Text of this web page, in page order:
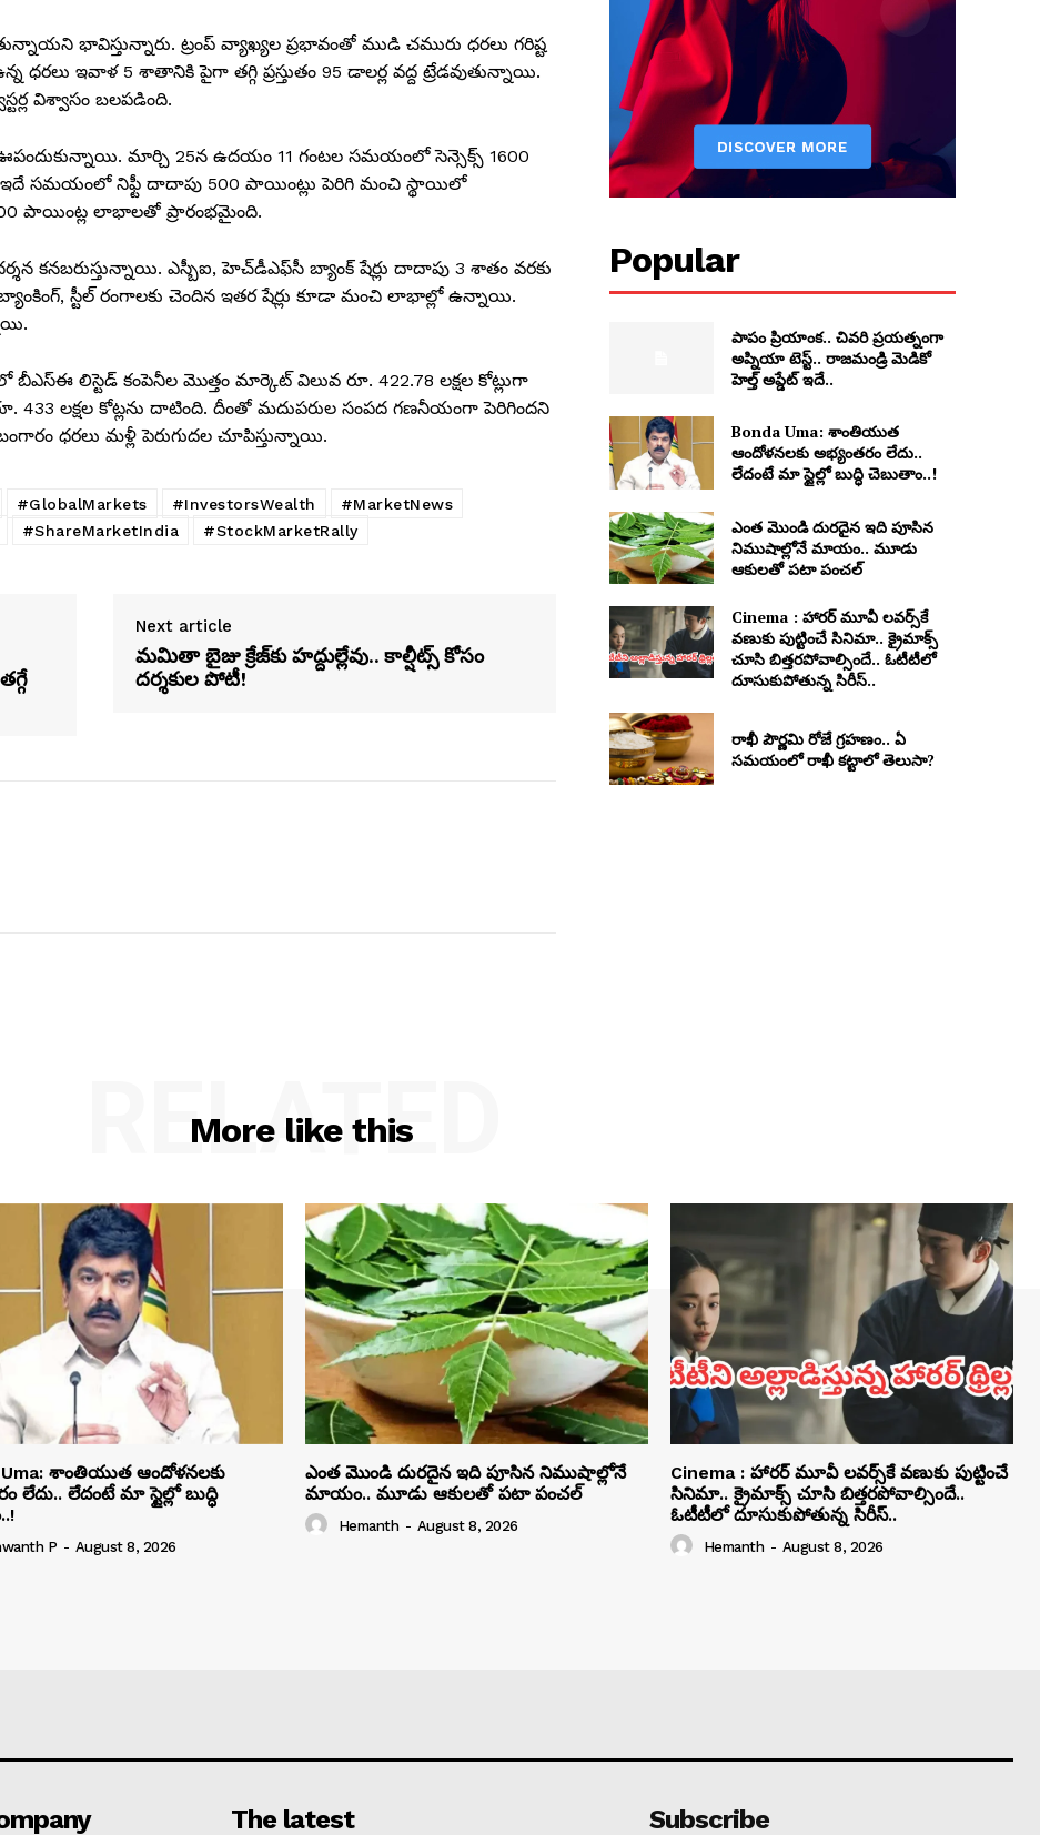
భావిస్తున్నారు. ట్రంప్ వ్యాఖ్యల ప్రభావంతో ముడి చమురు ధరలు గరిష్ట
ధరలు ఇవాళ 5 శాతానికి పైగా తగ్గి ప్రస్తుతం 95 డాలర్ల వద్ద ట్రేడవుతున్నాయి.
విశ్వాసం బలపడింది.
ఊపందుకున్నాయి. మార్చి 25న ఉదయం 11 గంటల సమయంలో సెన్సెక్స్ 1600
సమయంలో నిఫ్టీ దాదాపు 500 పాయింట్లు పెరిగి మంచి స్థాయిలో
పాయింట్ల లాభాలతో ప్రారంభమైంది.
కనబరుస్తున్నాయి. ఎస్బీఐ, హెచ్‌డీఎఫ్‌సీ బ్యాంక్ షేర్లు దాదాపు 3 శాతం వరకు
స్టీల్ రంగాలకు చెందిన ఇతర షేర్లు కూడా మంచి లాభాల్లో ఉన్నాయి.
బీఎస్ఈ లిస్టెడ్ కంపెనీల మొత్తం మార్కెట్ విలువ రూ. 422.78 లక్షల కోట్లుగా
433 లక్షల కోట్లను దాటింది. దీంతో మదుపరుల సంపద గణనీయంగా పెరిగిందని
ధరలు మళ్లీ పెరుగుదల చూపిస్తున్నాయి.
#GlobalMarkets #InvestorsWealth
#MarketNews
#ShareMarketIndia #StockMarketRally
Next article
మమితా బైజు క్రేజ్‌కు హద్దుల్లేవు.. కాల్షీట్స్ కోసం
దర్శకుల పోటీ!
Popular
పాపం ప్రియాంక.. చివరి ప్రయత్నంగా
అప్నియా టెస్ట్.. రాజమండ్రి మెడికో
హెల్త్ అప్డేట్ ఇదే..
Bonda Uma: శాంతియుత
ఆందోళనలకు అభ్యంతరం లేదు..
లేదంటే మా స్టైల్లో బుద్ధి చెబుతాం..!
ఎంత మొండి దురదైన ఇది పూసిన
నిముషాల్లోనే మాయం.. మూడు
ఆకులతో పటా పంచల్
Cinema : హారర్ మూవీ లవర్స్‏కే
వణుకు పుట్టించే సినిమా.. క్రైమాక్స్
చూసి బిత్తరపోవాల్సిందే.. ఓటీటీలో
దూసుకుపోతున్న సిరీస్..
రాఖీ పౌర్ణమి రోజే గ్రహణం.. ఏ
సమయంలో రాఖీ కట్టాలో తెలుసా?
More like this
RELATED
Uma: శాంతియుత ఆందోళనలకు
లేదు.. లేదంటే మా స్టైల్లో బుద్ధి
P - August 8, 2026
ఎంత మొండి దురదైన ఇది పూసిన నిముషాల్లోనే
మాయం.. మూడు ఆకులతో పటా పంచల్
Hemanth - August 8, 2026
Cinema : హారర్ మూవీ లవర్స్‏కే వణుకు పుట్టించే
సినిమా.. క్రైమాక్స్ చూసి బిత్తరపోవాల్సిందే..
ఓటీటీలో దూసుకుపోతున్న సిరీస్..
Hemanth - August 8, 2026
The latest Subscribe